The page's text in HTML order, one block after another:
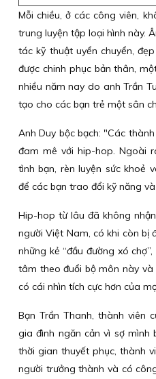
Mỗi chiều, ở các công viên,
trung luyện tập loại hình này.
tác kỹ thuật uyển chuyển,
được chinh phục bản thân,
nhiều năm nay do anh Trần
tạo cho các bạn trẻ một sân
Anh Duy bộc bạch: "Các
đam mê với hip-hop. Ngoài
tình bạn, rèn luyện sức khoẻ
để các bạn trao đổi kỹ năng
Hip-hop từ lâu đã không
người Việt Nam, có khi còn
những kẻ “đầu đường xó
tâm theo đuổi bộ môn này
có cái nhìn tích cực hơn của
Bạn Trần Thanh, thành viên
gia đình ngăn cản vì sợ mình
thời gian thuyết phục, thành
người trưởng thành và có